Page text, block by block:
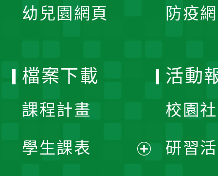
幼兒園網頁 防疫
檔案下載
課程計畫
學生課表
活動
校園
研習